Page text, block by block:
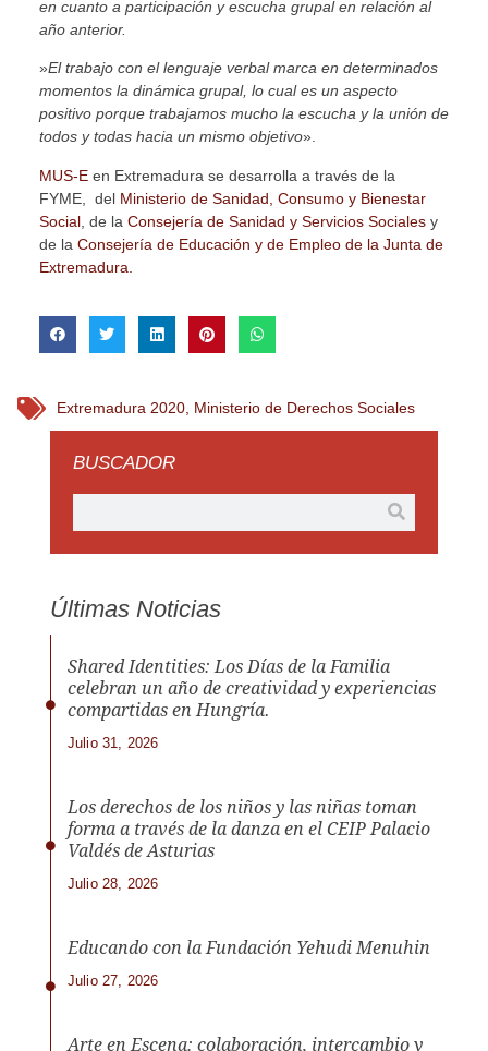
en cuanto a participación y escucha grupal en relación al
año anterior.
»El trabajo con el lenguaje verbal marca en determinados
momentos la dinámica grupal, lo cual es un aspecto
positivo porque trabajamos mucho la escucha y la unión de
todos y todas hacia un mismo objetivo».
MUS-Een Extremadura se desarrolla a través de la
FYME, del Ministerio de Sanidad, Consumo y Bienestar
Social, de la Consejería de Sanidad y Servicios Socialesy
de la Consejería de Educación y de Empleo de la Junta de
Extremadura.
Extremadura 2020, Ministerio de Derechos Sociales
BUSCADOR
Últimas Noticias
Shared Identities: Los Días de la Familia
celebran un año de creatividad y experiencias
compartidas en Hungría.
Julio 31, 2026
Los derechos de los niños y las niñas toman
forma a través de la danza en el CEIP Palacio
Valdés de Asturias
Julio 28, 2026
Educando con la Fundación Yehudi Menuhin
Julio 27, 2026
Arte en Escena: colaboración, intercambio y